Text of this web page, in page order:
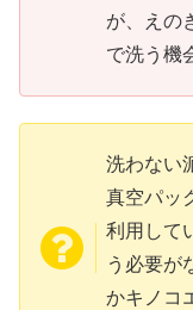
が、えの
で洗う機
洗わない
真空パッ
利用して
う必要が
かキノコ